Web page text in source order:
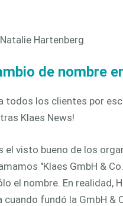
Hartenberg
de nombre
todos los clientes por
Klaes News!
el visto bueno de los
"Klaes GmbH &
el nombre. En realidad,
fundó la GmbH &